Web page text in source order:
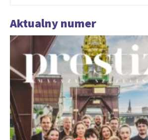
Aktualny numer